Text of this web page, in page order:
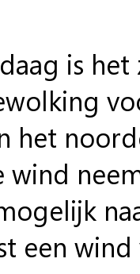
is
het
een wind